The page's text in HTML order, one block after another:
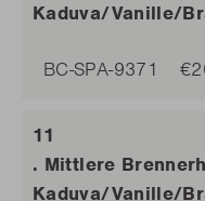
Kaduva/Vanille/
BC-SPA-9371
. Mittlere
Kaduva/Vanille/